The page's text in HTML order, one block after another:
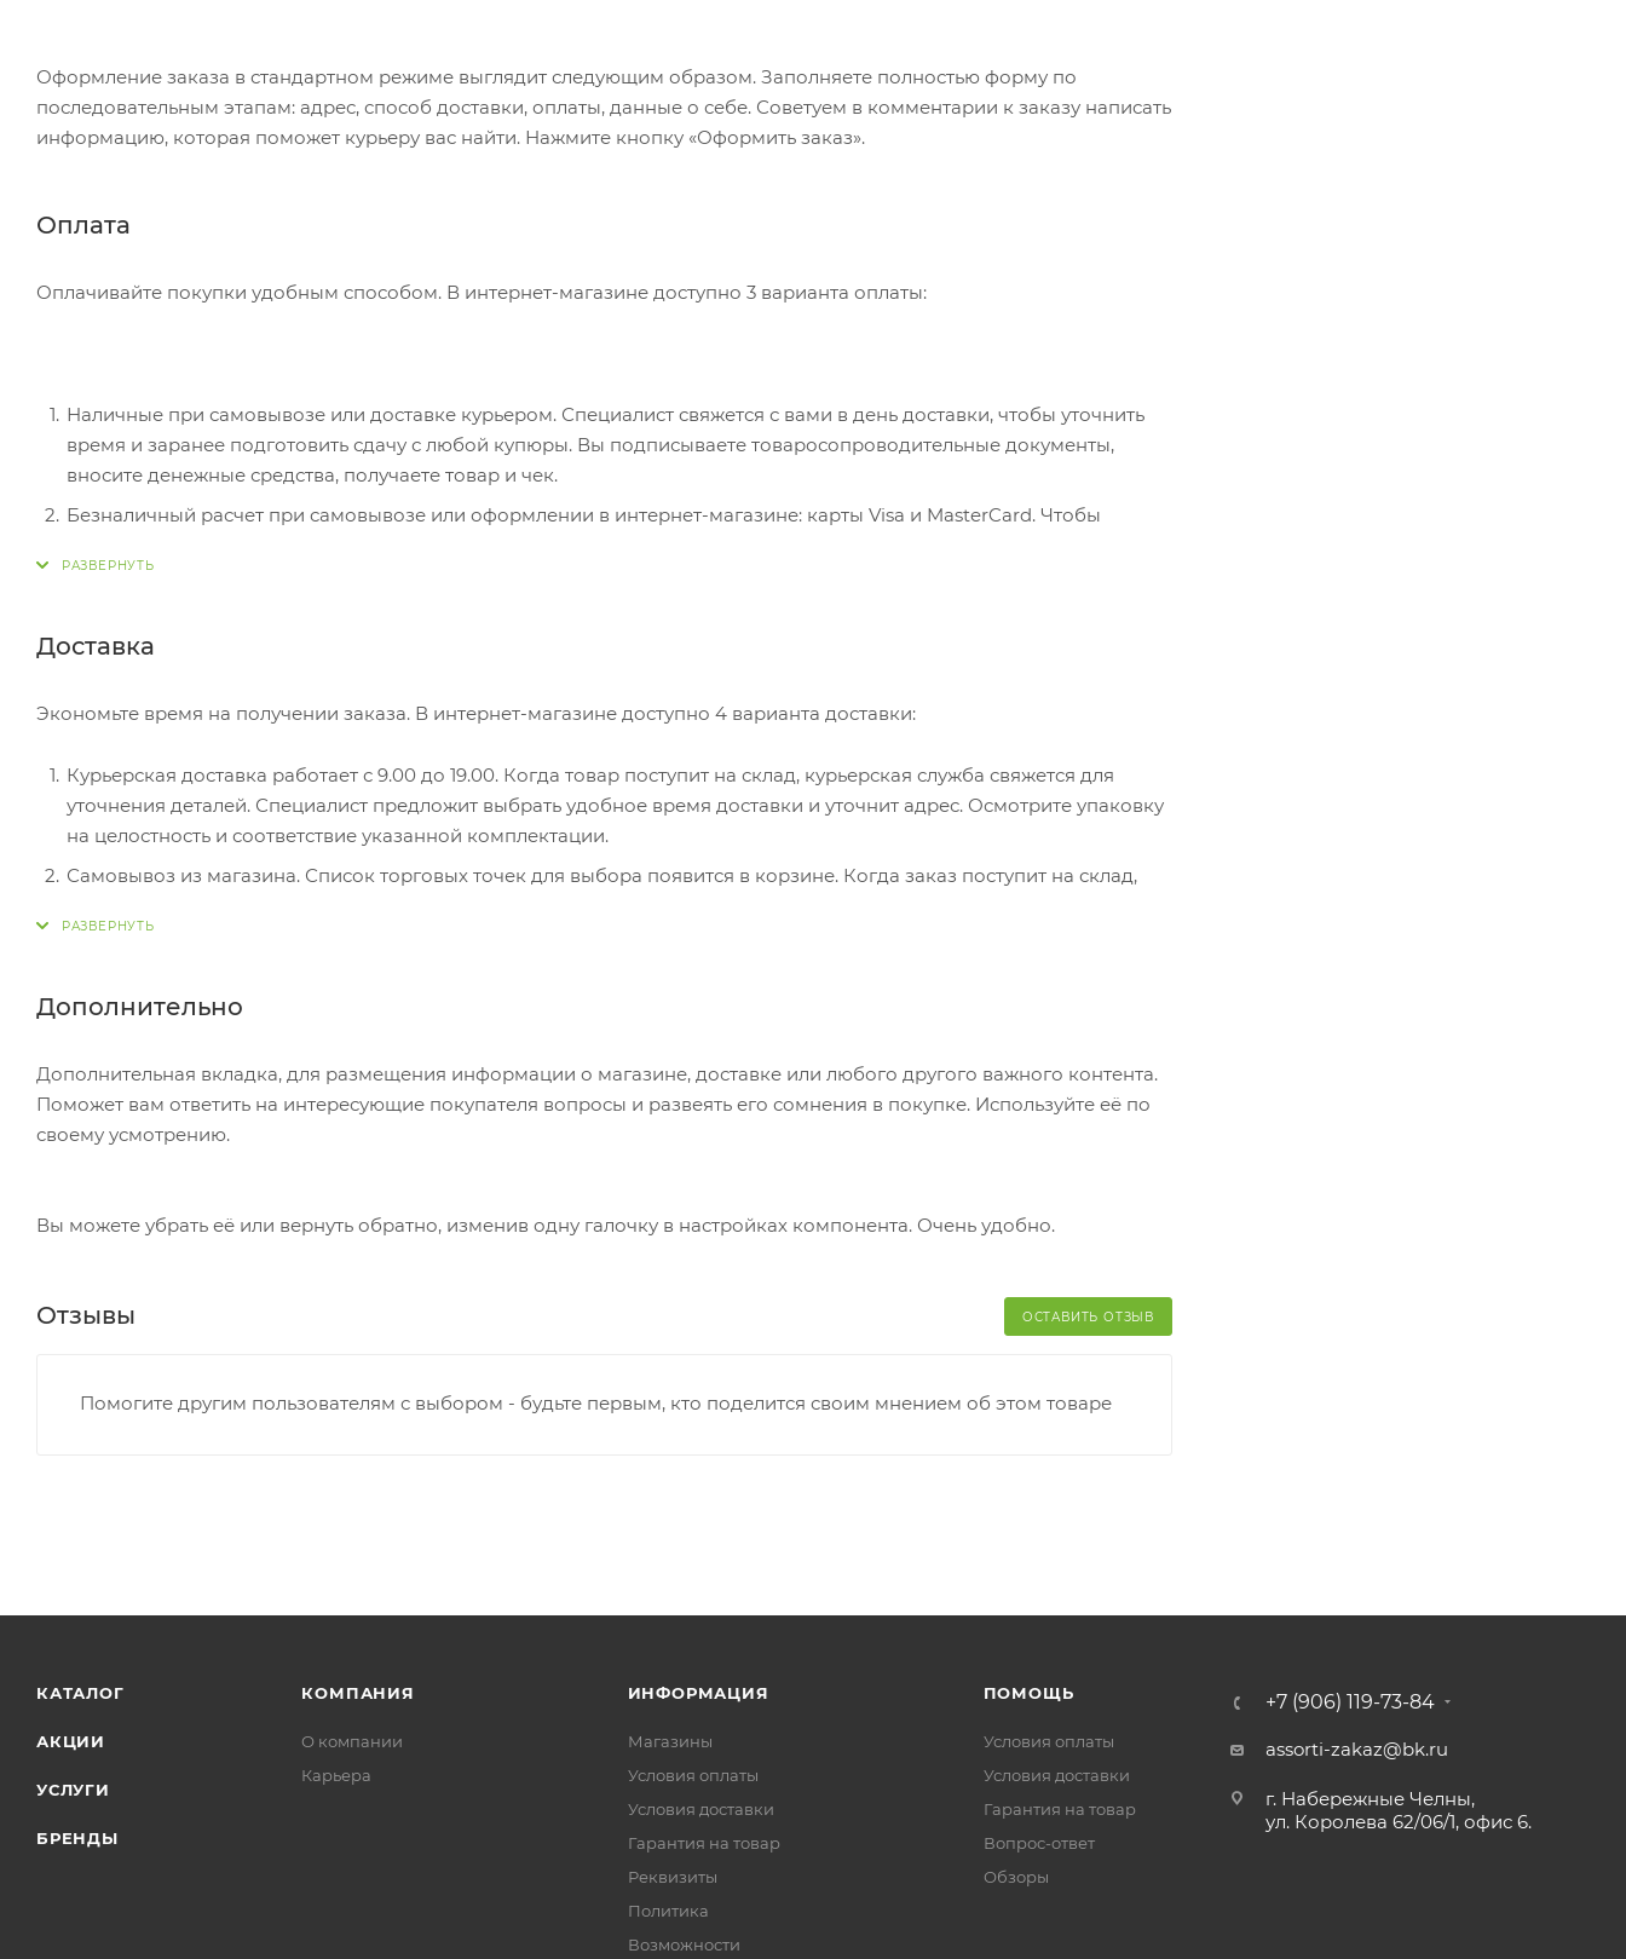
Оформление заказа в стандартном режиме выглядит следующим образом. Заполняете полностью форму по
последовательным этапам: адрес, способ доставки, оплаты, данные о себе. Советуем в комментарии к заказу написать
информацию, которая поможет курьеру вас найти. Нажмите кнопку «Оформить заказ».
Оплата
Оплачивайте покупки удобным способом. В интернет-магазине доступно 3 варианта оплаты:
Наличные при самовывозе или доставке курьером. Специалист свяжется с вами в день доставки, чтобы уточнить
время и заранее подготовить сдачу с любой купюры. Вы подписываете товаросопроводительные документы,
вносите денежные средства, получаете товар и чек.
Безналичный расчет при самовывозе или оформлении в интернет-магазине: карты Visa и MasterCard. Чтобы
действия и имя держателя.
перенаправит вас на страницу платежного сервиса. Здесь необходимо заполнить форму по инструкции.
Доставка
Экономьте время на получении заказа. В интернет-магазине доступно 4 варианта доставки:
Курьерская доставка работает с 9.00 до 19.00. Когда товар поступит на склад, курьерская служба свяжется для
уточнения деталей. Специалист предложит выбрать удобное время доставки и уточнит адрес. Осмотрите упаковку
на целостность и соответствие указанной комплектации.
Самовывоз из магазина. Список торговых точек для выбора появится в корзине. Когда заказ поступит на склад,
Почтовая доставка через почту России. Когда заказ придет в отделение, на ваш адрес придет извещение о
самостоятельно вы можете только после оплаты заказа. Один заказ может содержать не больше 10 позиций и его
стоимость не должна превышать 100 000 р.
Дополнительно
Дополнительная вкладка, для размещения информации о магазине, доставке или любого другого важного контента.
Поможет вам ответить на интересующие покупателя вопросы и развеять его сомнения в покупке. Используйте её по
своему усмотрению.
Вы можете убрать её или вернуть обратно, изменив одну галочку в настройках компонента. Очень удобно.
Отзывы ОСТАВИТЬ ОТЗЫВ
Помогите другим пользователям с выбором - будьте первым, кто поделится своим мнением об этом товаре
КАТАЛОГ
АКЦИИ
УСЛУГИ
БРЕНДЫ
КОМПАНИЯ
О компании
Карьера
ИНФОРМАЦИЯ
Магазины
Условия оплаты
Условия доставки
Гарантия на товар
Реквизиты
Политика
Возможности
ПОМОЩЬ
Условия оплаты
Условия доставки
Гарантия на товар
Вопрос-ответ
Обзоры
+7 (906) 119-73-84
assorti-zakaz@bk.ru
г. Набережные Челны,
ул. Королева 62/06/1, офис 6.